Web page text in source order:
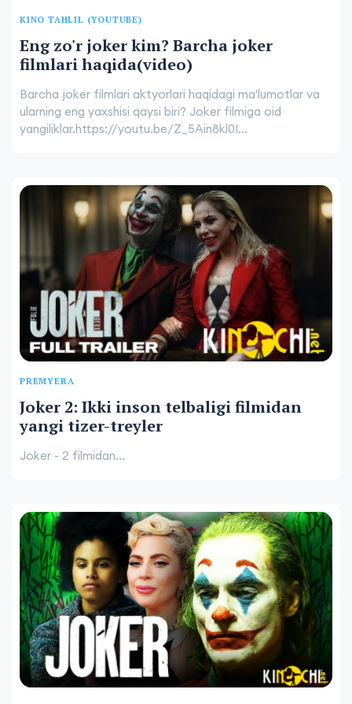
KINO TAHLIL (YOUTUBE)
Eng zo'r joker kim? Barcha joker
filmlari haqida(video)
Barcha joker filmlari aktyorlari haqidagi ma'lumotlar va
ularning eng yaxshisi qaysi biri? Joker filmiga oid
yangiliklar.https://youtu.be/Z_5Ain8kl0I...
PREMYERA
Joker 2: Ikki inson telbaligi filmidan
yangi tizer-treyler
Joker - 2 filmidan...